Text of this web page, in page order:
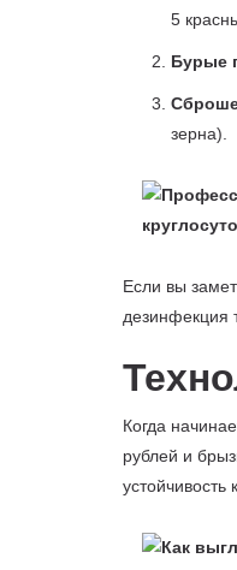
5
Бурые
зерна).
Если вы
дезинфекция
Когда
рублей и